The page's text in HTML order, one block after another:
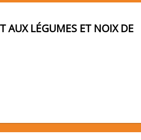
AUX LÉGUMES ET NOIX DE